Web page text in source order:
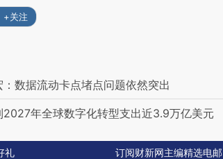
+关注
数据流动卡点堵点问题依然突出
年全球数字化转型支出近3.9万亿美元
礼 订阅财新网主编精选电邮